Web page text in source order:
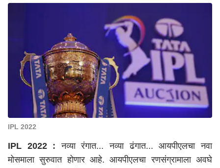
IPL 2022
IPL 2022 : नव्या रंगात... नव्या ढंगात... आयपीएलचा नवा
मोसमाला सुरुवात होणार आहे. आयपीएलचा रणसंग्रामाला अवघे